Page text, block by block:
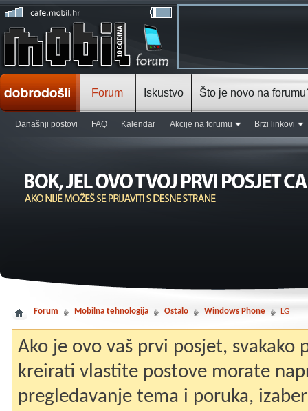
Forum
Današnji postovi FAQ Kalendar Akcije na forumu Brzi linkovi
Iskustvo Što je novo na
Forum Mobilna tehnologija Ostalo Windows Phone LG
Ako je ovo vaš prvi posjet, svakako
kreirati vlastite postove morate
pregledavanje tema i poruka,